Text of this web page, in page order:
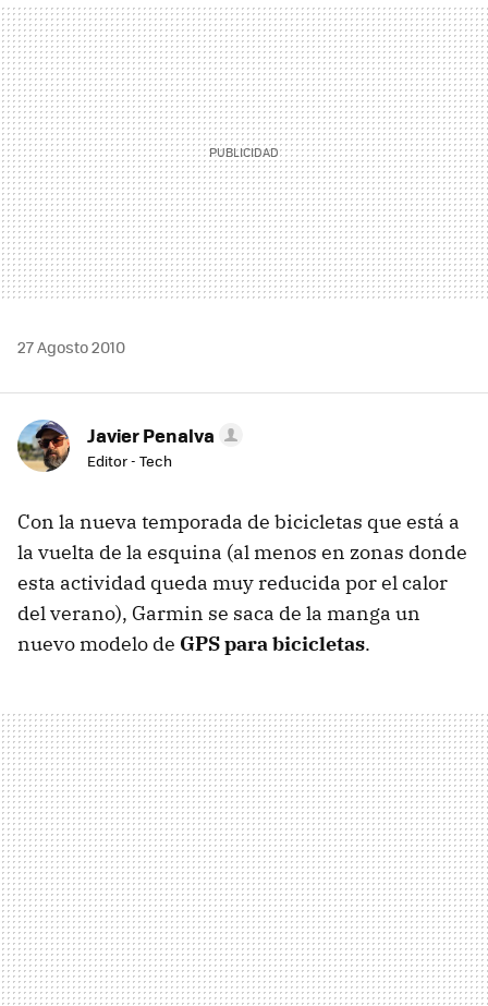
MAIL
27 Agosto 2010
Javier Penalva
Editor - Tech
Con la nueva temporada de bicicletas que está a
la vuelta de la esquina (al menos en zonas donde
esta actividad queda muy reducida por el calor
del verano), Garmin se saca de la manga un
nuevo modelo de GPSpara bicicletas.